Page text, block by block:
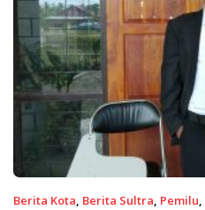
Berita Kota, Berita Sultra, Pemilu,